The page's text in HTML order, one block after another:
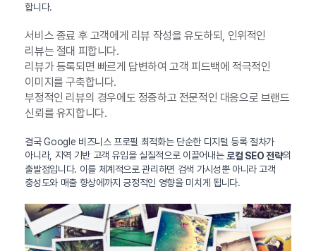
합니다.
서비스 종료 후 고객에게 리뷰 작성을 유도하되, 인위적인
리뷰는 절대 피합니다.
리뷰가 등록되면 빠르게 답변하여 고객 피드백에 적극적인
이미지를 구축합니다.
부정적인 리뷰의 경우에도 정중하고 전문적인 대응으로 브랜드
신뢰를 유지합니다.
결국 Google 비즈니스 프로필 최적화는 단순한 디지털 등록 절차가
아니라, 지역 기반 고객 유입을 실질적으로 이끌어내는로컬 SEO 전략의
출발점입니다. 이를 체계적으로 관리하면 검색 가시성뿐 아니라 고객
충성도와 매출 향상에까지 긍정적인 영향을 미치게 됩니다.